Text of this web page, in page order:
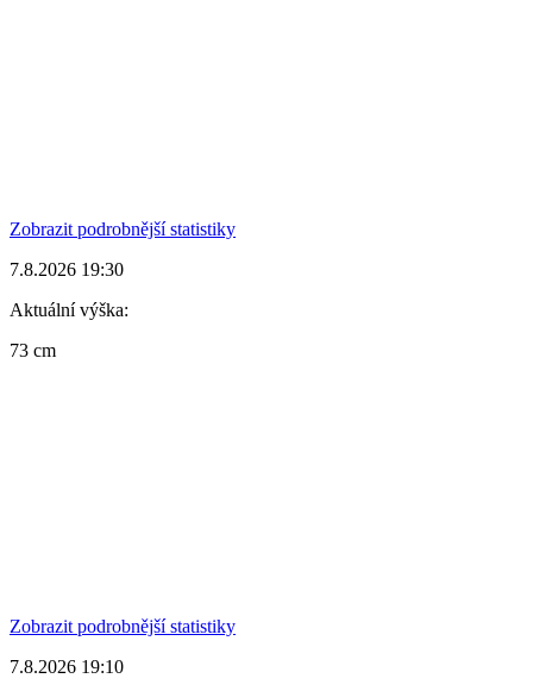
Zobrazit podrobnější statistiky
7.8.2026 19:30
Aktuální výška:
73 cm
Zobrazit podrobnější statistiky
7.8.2026 19:10